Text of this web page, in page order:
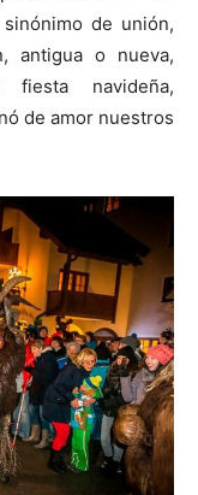
de unión,
antigua o nueva,
navideña,
de amor nuestros